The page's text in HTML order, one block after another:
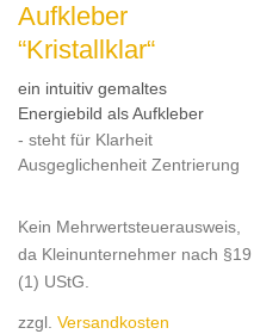
Aufkleber
“Kristallklar“
ein intuitiv gemaltes
Energiebild als Aufkleber
- steht für Klarheit
Ausgeglichenheit Zentrierung
Kein Mehrwertsteuerausweis,
da Kleinunternehmer nach §19
(1) UStG.
zzgl. Versandkosten